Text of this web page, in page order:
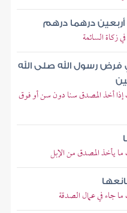
درهما درهم
زكاة السائمة
رسول الله صلى الله
أخذ المصدق سنا دون سن أو فوق
يأخذ المصدق من الإبل
جاء في عمال الصدقة